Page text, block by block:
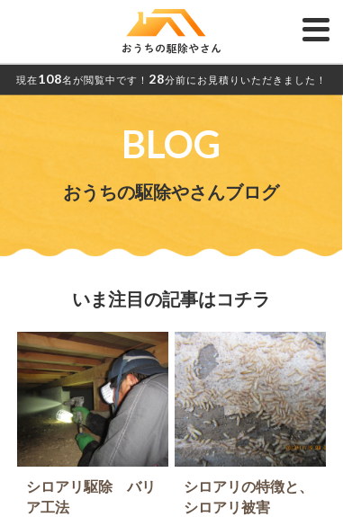
現在108名が閲覧中です！ 28分前にお見積りいただきました！
BLOG
おうちの駆除やさんブログ
いま注目の記事はコチラ
シロアリ駆除 バリ
ア工法
シロアリの特徴と、
シロアリ被害